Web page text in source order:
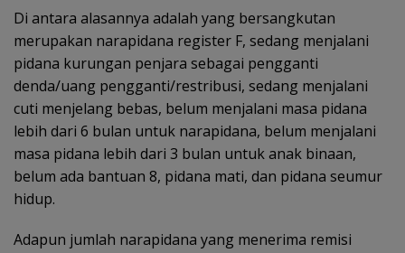
Di antara alasannya adalah yang bersangkutan
merupakan narapidana register F, sedang menjalani
pidana kurungan penjara sebagai pengganti
denda/uang pengganti/restribusi, sedang menjalani
cuti menjelang bebas, belum menjalani masa pidana
lebih dari 6 bulan untuk narapidana, belum menjalani
masa pidana lebih dari 3 bulan untuk anak binaan,
belum ada bantuan 8, pidana mati, dan pidana seumur
hidup.
Adapun jumlah narapidana yang menerima remisi